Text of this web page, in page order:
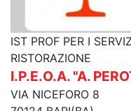
IST PROF PER I
RISTORAZIONE
I.P.E.O.A. "A.
VIA NICEFORO 8